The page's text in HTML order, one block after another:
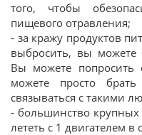
того, чтобы
пищевого отравления;
- за кражу продуктов
выбросить, вы
Вы можете попросить
можете просто
связываться с такими
- большинство крупных
лететь с 1 двигателем